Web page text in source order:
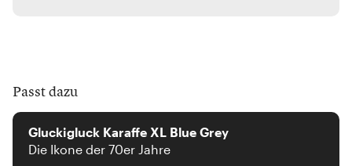
Passt dazu
Gluckigluck Karaffe XL Blue Grey
Die Ikone der 70er Jahre